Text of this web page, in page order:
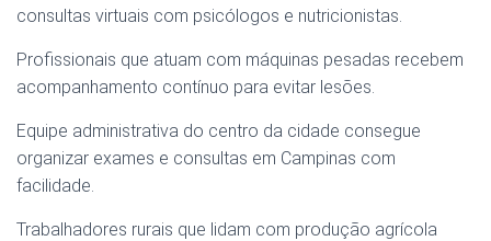
consultas virtuais com psicólogos e nutricionistas.
Profissionais que atuam com máquinas pesadas recebem
acompanhamento contínuo para evitar lesões.
Equipe administrativa do centro da cidade consegue
organizar exames e consultas em Campinas com
facilidade.
Trabalhadores rurais que lidam com produção agrícola